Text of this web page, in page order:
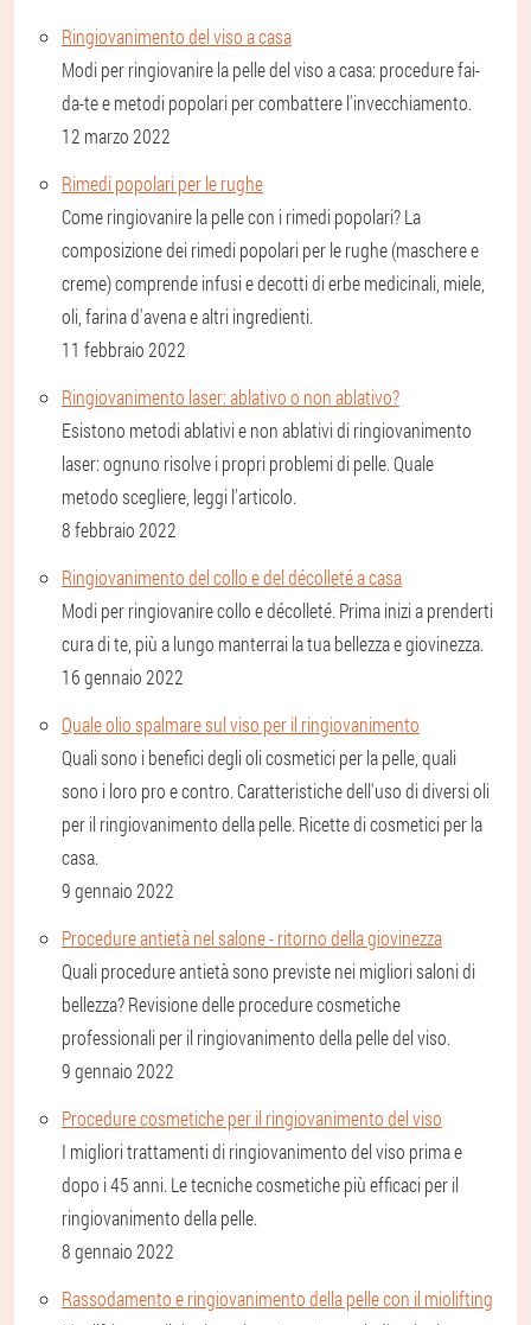
Ringiovanimento del viso a casa
Modi per ringiovanire la pelle del viso a casa: procedure fai-
da-te e metodi popolari per combattere l'invecchiamento.
12 marzo 2022
Rimedi popolari per le rughe
Come ringiovanire la pelle con i rimedi popolari? La
composizione dei rimedi popolari per le rughe (maschere e
creme) comprende infusi e decotti di erbe medicinali, miele,
oli, farina d'avena e altri ingredienti.
11 febbraio 2022
Ringiovanimento laser: ablativo o non ablativo?
Esistono metodi ablativi e non ablativi di ringiovanimento
laser: ognuno risolve i propri problemi di pelle. Quale
metodo scegliere, leggi l'articolo.
8 febbraio 2022
Ringiovanimento del collo e del décolleté a casa
Modi per ringiovanire collo e décolleté. Prima inizi a prenderti
cura di te, più a lungo manterrai la tua bellezza e giovinezza.
16 gennaio 2022
Quale olio spalmare sul viso per il ringiovanimento
Quali sono i benefici degli oli cosmetici per la pelle, quali
sono i loro pro e contro. Caratteristiche dell'uso di diversi oli
per il ringiovanimento della pelle. Ricette di cosmetici per la
casa.
9 gennaio 2022
Procedure antietà nel salone - ritorno della giovinezza
Quali procedure antietà sono previste nei migliori saloni di
bellezza? Revisione delle procedure cosmetiche
professionali per il ringiovanimento della pelle del viso.
9 gennaio 2022
Procedure cosmetiche per il ringiovanimento del viso
I migliori trattamenti di ringiovanimento del viso prima e
dopo i 45 anni. Le tecniche cosmetiche più efficaci per il
ringiovanimento della pelle.
8 gennaio 2022
Rassodamento e ringiovanimento della pelle con il miolifting